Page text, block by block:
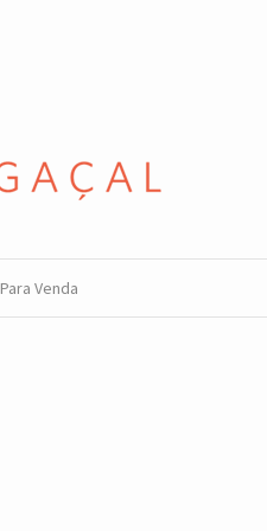
Para Venda